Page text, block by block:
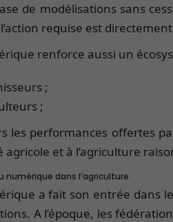
de modélisations sans
requise est
renforce aussi un
;
;
les performances offertes
agricole et à l’agriculture
numérique dans l’agriculture
a fait son entrée dans
A l’époque, les